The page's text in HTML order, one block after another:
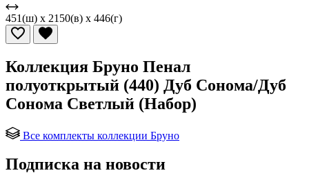
451(ш) x 2150(в) x 446(г)
Коллекция Бруно Пенал
полуоткрытый (440) Дуб Сонома/Дуб
Сонома Светлый (Набор)
Все комплекты коллекции Бруно
Подписка на новости